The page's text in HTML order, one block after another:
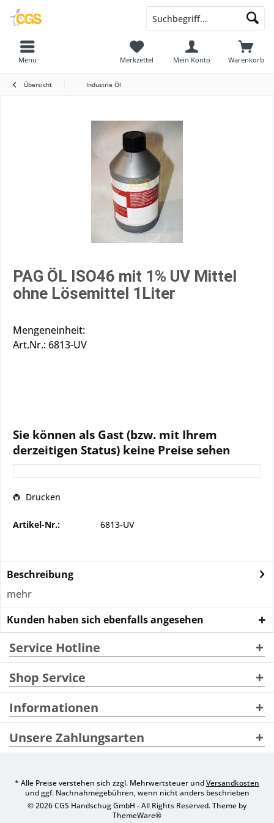
Warenkorb
Merkzettel Mein Konto
Menü
Übersicht Industrie Öl
PAG ÖL ISO46 mit 1% UV Mittel
ohne Lösemittel 1Liter
Mengeneinheit:
Art.Nr.: 6813-UV
Sie können als Gast (bzw. mit Ihrem
derzeitigen Status) keine Preise sehen
Drucken
Artikel-Nr.: 6813-UV
Beschreibung
mehr
Kunden haben sich ebenfalls angesehen
Service Hotline
Shop Service
Informationen
Unsere Zahlungsarten
* Alle Preise verstehen sich zzgl. Mehrwertsteuer undVersandkosten
und ggf. Nachnahmegebühren, wenn nicht anders beschrieben
© 2026 CGS Handschug GmbH - All Rights Reserved. Theme by
ThemeWare®